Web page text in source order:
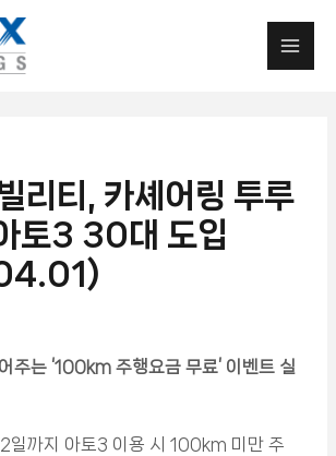
리티, 카셰어링 투루
토3 30대 도입
주는 ‘100km 주행요금 무료’ 이벤트 실
일까지 아토3 이용 시 100km 미만 주